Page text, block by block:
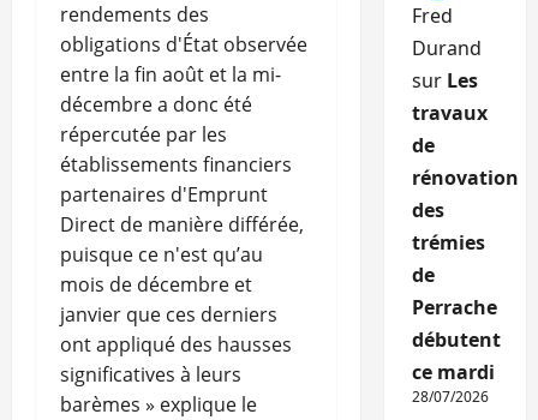
rendements des
obligations d'État observée
entre la fin août et la mi-
décembre a donc été
répercutée par les
établissements financiers
partenaires d'Emprunt
Direct de manière différée,
puisque ce n'est qu’au
mois de décembre et
janvier que ces derniers
ont appliqué des hausses
significatives à leurs
barèmes » explique le
Fred
Durand
sur Les
travaux
de
rénovation
des
trémies
de
Perrache
débutent
ce mardi
28/07/2026